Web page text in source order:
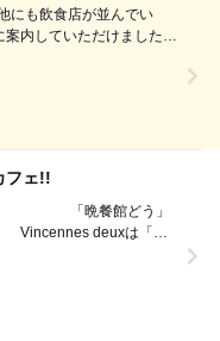
内していただけました
中で待ち合い席のような
フェ!!